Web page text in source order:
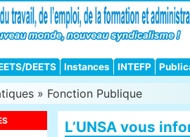
DEETS Instances INTEFP
» Fonction Publique
L’UNSA vous